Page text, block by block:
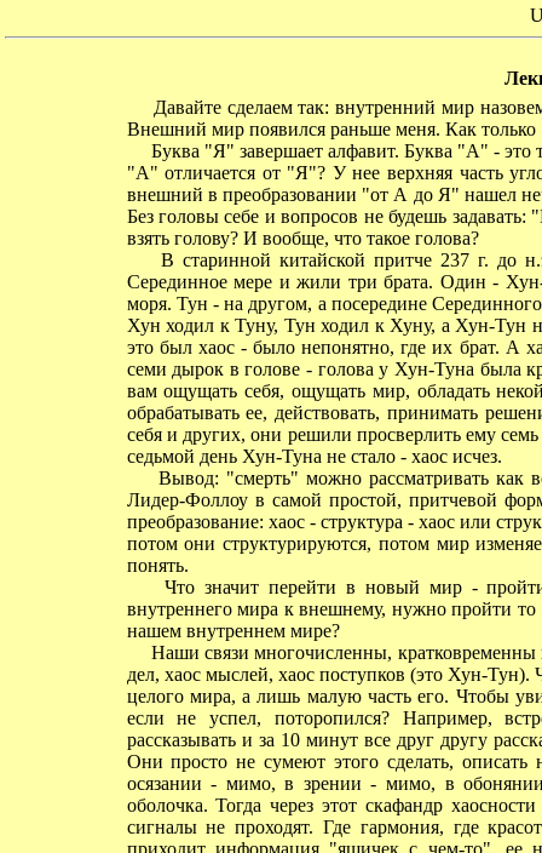
Давайте сделаем так: внутренний мир
Внешний мир появился раньше меня. Как
Буква "Я" завершает алфавит. Буква "А" - это
"А" отличается от "Я"? У нее верхняя часть
внешний в преобразовании "от А до Я" нашел
Без головы себе и вопросов не будешь
взять голову? И вообще, что такое голова?
В старинной китайской притче 237 г. до
Серединное мере и жили три брата. Один -
моря. Тун - на другом, а посередине
Хун ходил к Туну, Тун ходил к Хуну, а Хун-Тун
это был хаос - было непонятно, где их брат. А
семи дырок в голове - голова у Хун-Туна была
вам ощущать себя, ощущать мир, обладать
обрабатывать ее, действовать, принимать
себя и других, они решили просверлить ему
седьмой день Хун-Туна не стало - хаос исчез.
Вывод: "смерть" можно рассматривать как
Лидер-Фоллоу в самой простой, притчевой
преобразование: хаос - структура - хаос или
потом они структурируются, потом мир
понять.
Что значит перейти в новый мир -
внутреннего мира к внешнему, нужно пройти то
нашем внутреннем мире?
Наши связи многочисленны, кратковременны
дел, хаос мыслей, хаос поступков (это Хун-
целого мира, а лишь малую часть его. Чтобы
если не успел, поторопился? Например,
рассказывать и за 10 минут все друг другу
Они просто не сумеют этого сделать,
осязании - мимо, в зрении - мимо, в
оболочка. Тогда через этот скафандр
сигналы не проходят. Где гармония, где